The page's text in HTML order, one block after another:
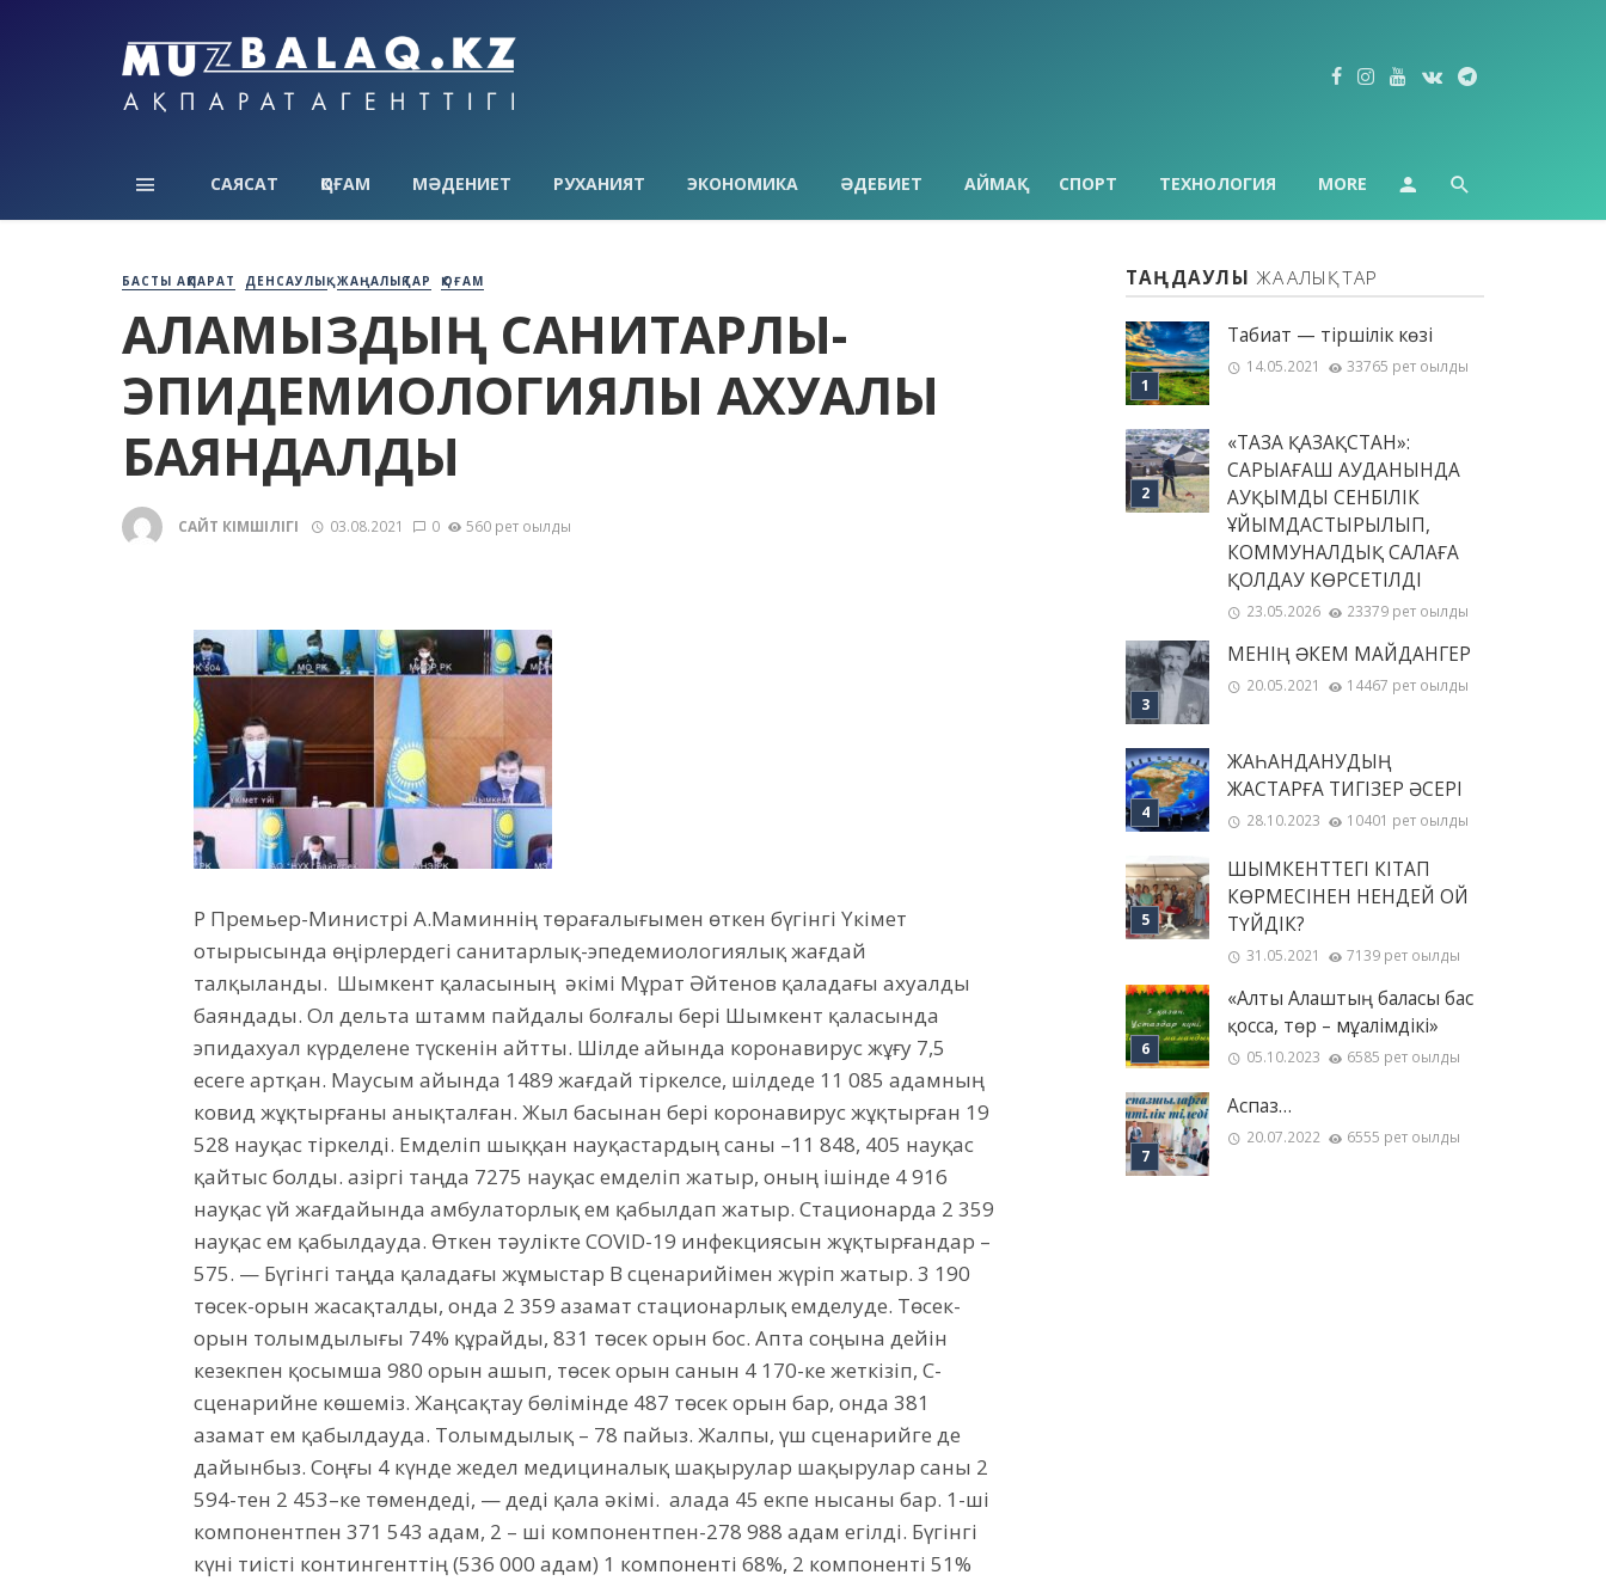
САЯСАТ ҚОҒАМ МӘДЕНИЕТ РУХАНИЯТ ЭКОНОМИКА ӘДЕБИЕТ АЙМАҚ СПОРТ ТЕХНОЛОГИЯ MORE
БАСТЫ АҚПАРАТ ДЕНСАУЛЫҚ ЖАҢАЛЫҚТАР ҚОҒАМ
ҚАЛАМЫЗДЫҢ САНИТАРЛЫҚ-
ЭПИДЕМИОЛОГИЯЛЫҚ АХУАЛЫ
БАЯНДАЛДЫ
САЙТ ӘКІМШІЛІГІ 03.08.2021 0 560 рет оқылды
ҚР Премьер-Министрі А.Маминнің төрағалығымен өткен бүгінгі Үкімет
отырысында өңірлердегі санитарлық-эпедемиологиялық жағдай
талқыланды. Шымкент қаласының әкімі Мұрат Әйтенов қаладағы ахуалды
баяндады. Ол дельта штамм пайдалы болғалы бері Шымкент қаласында
эпидахуал күрделене түскенін айтты. Шілде айында коронавирус жұғу 7,5
есеге артқан. Маусым айында 1489 жағдай тіркелсе, шілдеде 11 085 адамның
ковид жұқтырғаны анықталған. Жыл басынан бері коронавирус жұқтырған 19
528 науқас тіркелді. Емделіп шыққан науқастардың саны –11 848, 405 науқас
қайтыс болды. Қазіргі таңда 7275 науқас емделіп жатыр, оның ішінде 4 916
науқас үй жағдайында амбулаторлық ем қабылдап жатыр. Стационарда 2 359
науқас ем қабылдауда. Өткен тәулікте COVID-19 инфекциясын жұқтырғандар –
575. — Бүгінгі таңда қаладағы жұмыстар B сценарийімен жүріп жатыр. 3 190
төсек-орын жасақталды, онда 2 359 азамат стационарлық емделуде. Төсек-
орын толымдылығы 74% құрайды, 831 төсек орын бос. Апта соңына дейін
кезекпен қосымша 980 орын ашып, төсек орын санын 4 170-ке жеткізіп, С-
сценарийне көшеміз. Жаңсақтау бөлімінде 487 төсек орын бар, онда 381
азамат ем қабылдауда. Толымдылық – 78 пайыз. Жалпы, үш сценарийге де
дайынбыз. Соңғы 4 күнде жедел медициналық шақырулар шақырулар саны 2
594-тен 2 453–ке төмендеді, — деді қала әкімі. Қалада 45 екпе нысаны бар. 1-ші
компонентпен 371 543 адам, 2 – ші компонентпен-278 988 адам егілді. Бүгінгі
күні тиісті контингенттің (536 000 адам) 1 компоненті 68%, 2 компоненті 51%
ТАҢДАУЛЫ ЖАҢАЛЫҚТАР
Табиғат — тіршілік көзі
14.05.2021 33765 рет оқылды
«ТАЗА ҚАЗАҚСТАН»:
САРЫАҒАШ АУДАНЫНДА
АУҚЫМДЫ СЕНБІЛІК
ҰЙЫМДАСТЫРЫЛЫП,
КОММУНАЛДЫҚ САЛАҒА
ҚОЛДАУ КӨРСЕТІЛДІ
23.05.2026 23379 рет оқылды
МЕНІҢ ƏКЕМ МАЙДАНГЕР
20.05.2021 14467 рет оқылды
ЖАҺАНДАНУДЫҢ
ЖАСТАРҒА ТИГІЗЕР ӘСЕРІ
28.10.2023 10401 рет оқылды
ШЫМКЕНТТЕГІ КІТАП
КӨРМЕСІНЕН НЕНДЕЙ ОЙ
ТҮЙДІК?
31.05.2021 7139 рет оқылды
«Алты Алаштың баласы бас
қосса, төр – мұғалімдікі»
05.10.2023 6585 рет оқылды
Аспаз…
20.07.2022 6555 рет оқылды